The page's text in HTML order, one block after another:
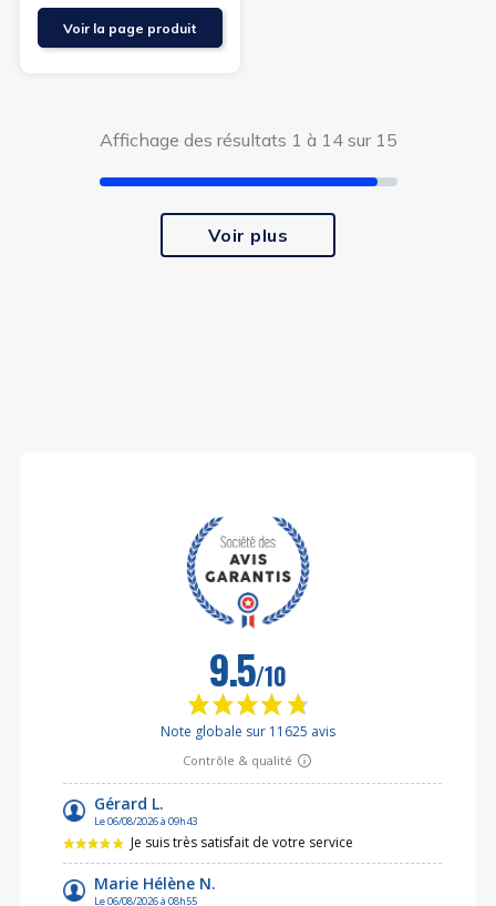
Voir la page produit
Affichage des résultats 1 à 14 sur 15
Voir plus